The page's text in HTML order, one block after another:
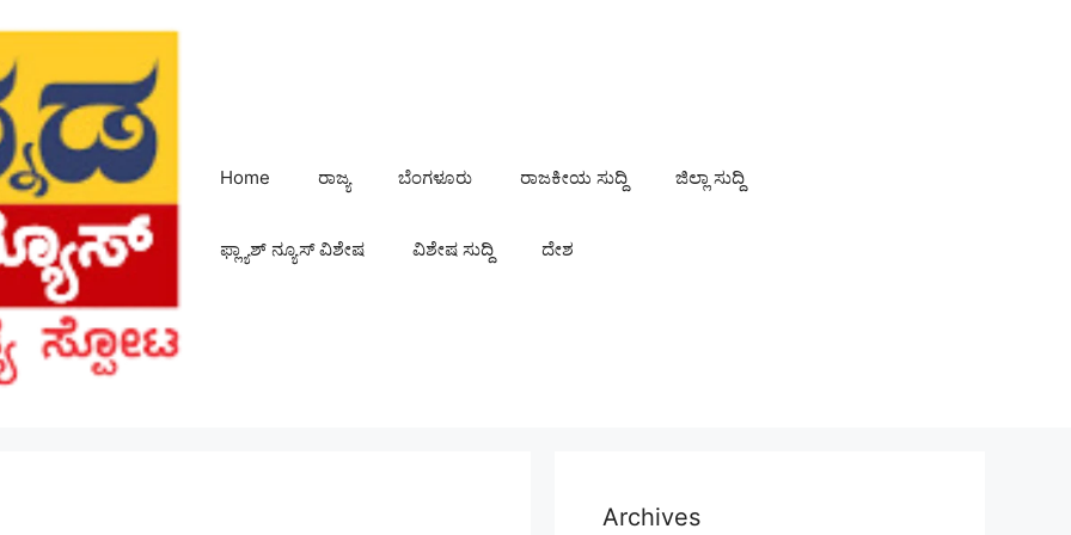
Home ರಾಜ್ಯ ಬೆಂಗಳೂರು ರಾಜಕೀಯ ಸುದ್ದಿ ಜಿಲ್ಲಾ ಸುದ್ದಿ
ಫ್ಲ್ಯಾಶ್ ನ್ಯೂಸ್ ವಿಶೇಷ ವಿಶೇಷ ಸುದ್ದಿ ದೇಶ
Archives